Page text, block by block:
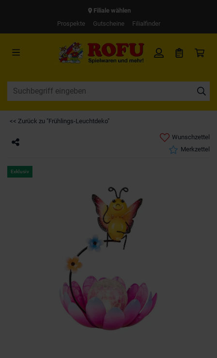
Filiale wählen
Prospekte
Gutscheine Filialfinder
<< Zurück zu "Frühlings-Leuchtdeko"
Wunschzettel
Merkzettel
Exklusiv